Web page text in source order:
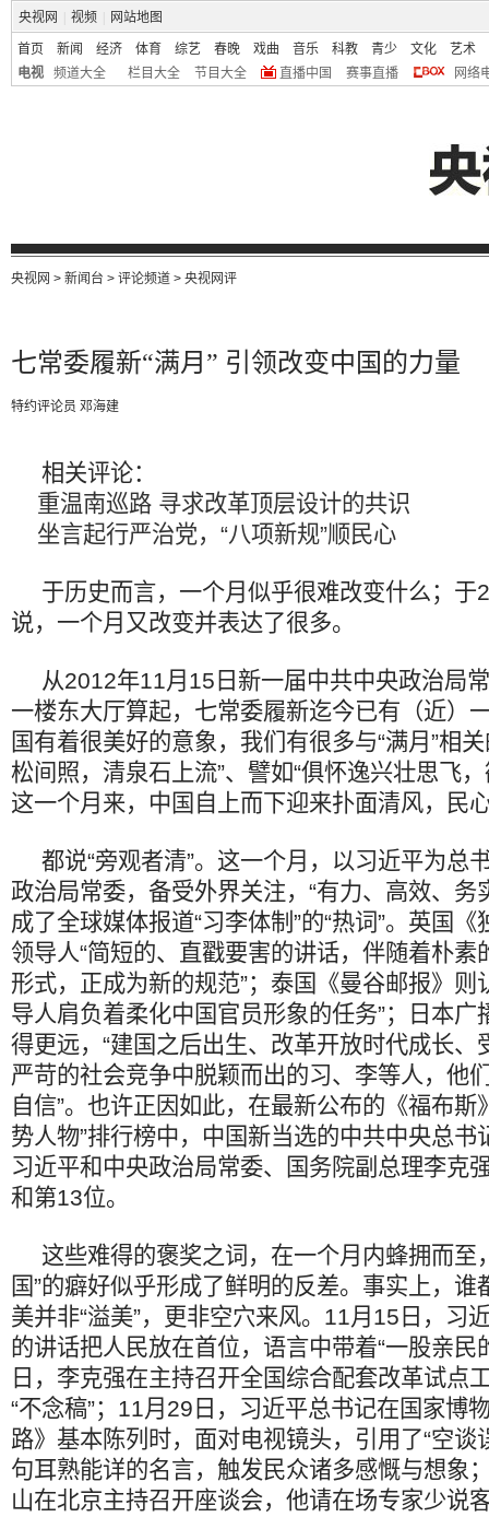
央视网 视频 网站地图
首页 新闻 经济 体育 综艺 春晚 戏曲 音乐 科教 青少 文化
艺术
电视
频道大全 栏目大全 节目大全 直播中国 赛事直播 网络
央视网 > 新闻台 > 评论频道 > 央视网评
七常委履新“满月” 引领改变中国的力量
特约评论员 邓海建
相关评论：
重温南巡路 寻求改革顶层设计的共识
坐言起行严治党，“八项新规”顺民心
于历史而言，一个月似乎很难改变什么；于
说，一个月又改变并表达了很多。
从2012年11月15日新一届中共中央政治局
一楼东大厅算起，七常委履新迄今已有（近）
国有着很美好的意象，我们有很多与“满月”相
松间照，清泉石上流”、譬如“俱怀逸兴壮思飞
这一个月来，中国自上而下迎来扑面清风，民
都说“旁观者清”。这一个月，以习近平为总
政治局常委，备受外界关注，“有力、高效、务
成了全球媒体报道“习李体制”的“热词”。英国
领导人“简短的、直戳要害的讲话，伴随着朴素
形式，正成为新的规范”；泰国《曼谷邮报》则
导人肩负着柔化中国官员形象的任务”；日本广
得更远，“建国之后出生、改革开放时代成长、
严苛的社会竞争中脱颖而出的习、李等人，他
自信”。也许正因如此，在最新公布的《福布斯
势人物”排行榜中，中国新当选的中共中央总书
习近平和中央政治局常委、国务院副总理李克
和第13位。
这些难得的褒奖之词，在一个月内蜂拥而至
国”的癖好似乎形成了鲜明的反差。事实上，谁
美并非“溢美”，更非空穴来风。11月15日，习
的讲话把人民放在首位，语言中带着“一股亲民
日，李克强在主持召开全国综合配套改革试点
“不念稿”；11月29日，习近平总书记在国家博
路》基本陈列时，面对电视镜头，引用了“空谈
句耳熟能详的名言，触发民众诸多感慨与想象
山在北京主持召开座谈会，他请在场专家少说